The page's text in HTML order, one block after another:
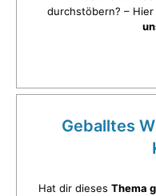
durchstöbern? –
Geballtes
Hat dir dieses Thema